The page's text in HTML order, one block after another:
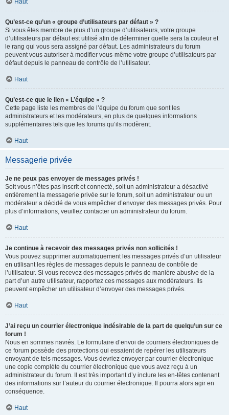
Haut
Qu’est-ce qu’un « groupe d’utilisateurs par défaut » ?
Si vous êtes membre de plus d’un groupe d’utilisateurs, votre groupe
d’utilisateurs par défaut est utilisé afin de déterminer quelle sera la couleur et
le rang qui vous sera assigné par défaut. Les administrateurs du forum
peuvent vous autoriser à modifier vous-même votre groupe d’utilisateurs par
défaut depuis le panneau de contrôle de l’utilisateur.
Haut
Qu’est-ce que le lien « L’équipe » ?
Cette page liste les membres de l’équipe du forum que sont les
administrateurs et les modérateurs, en plus de quelques informations
supplémentaires tels que les forums qu’ils modèrent.
Haut
Messagerie privée
Je ne peux pas envoyer de messages privés !
Soit vous n’êtes pas inscrit et connecté, soit un administrateur a désactivé
entièrement la messagerie privée sur le forum, soit un administrateur ou un
modérateur a décidé de vous empêcher d’envoyer des messages privés. Pour
plus d’informations, veuillez contacter un administrateur du forum.
Haut
Je continue à recevoir des messages privés non sollicités !
Vous pouvez supprimer automatiquement les messages privés d’un utilisateur
en utilisant les règles de messages depuis le panneau de contrôle de
l’utilisateur. Si vous recevez des messages privés de manière abusive de la
part d’un autre utilisateur, rapportez ces messages aux modérateurs. Ils
peuvent empêcher un utilisateur d’envoyer des messages privés.
Haut
J’ai reçu un courrier électronique indésirable de la part de quelqu’un sur ce
forum !
Nous en sommes navrés. Le formulaire d’envoi de courriers électroniques de
ce forum possède des protections qui essaient de repérer les utilisateurs
envoyant de tels messages. Vous devriez envoyer par courrier électronique
une copie complète du courrier électronique que vous avez reçu à un
administrateur du forum. Il est très important d’y inclure les en-têtes contenant
des informations sur l’auteur du courrier électronique. Il pourra alors agir en
conséquence.
Haut